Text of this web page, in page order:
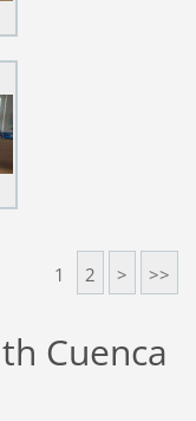
1 2 > >>
Cuenca